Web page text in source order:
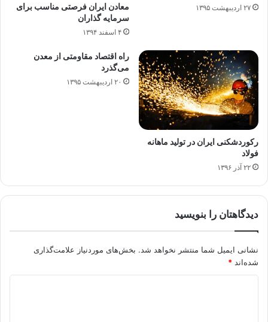
۲۷ اردیبهشت ۱۳۹۵
معادن ایران فرصتی مناسب برای
سرمایه گذاران
۴ اسفند ۱۳۹۴
رکوردشکنی ایران در تولید ماهانه
فولاد
۲۲ آذر ۱۳۹۶
راه اقتصاد مقاومتی از معدن
می‌گذرد
۲۰ اردیبهشت ۱۳۹۵
دیدگاهتان را بنویسید
نشانی ایمیل شما منتشر نخواهد شد. بخش‌های موردنیاز علامت‌گذاری
شده‌اند *